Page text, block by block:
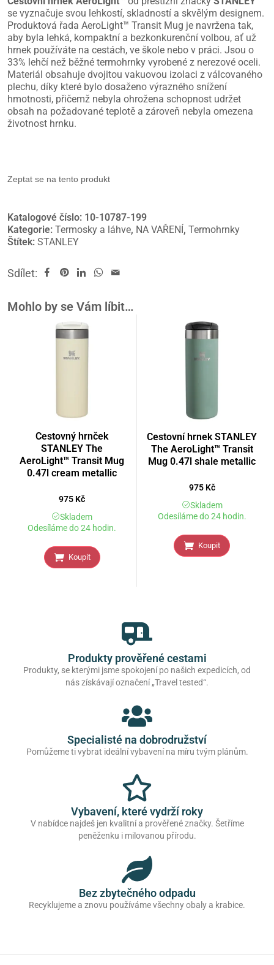
se vyznačuje svou lehkostí, skladností a skvělým designem.
Produktová řada AeroLight™ Transit Mug je navržena tak,
aby byla lehká, kompaktní a bezkonkurenční volbou, ať už
hrnek používáte na cestách, ve škole nebo v práci. Jsou o
33% lehčí než běžné termohrnky vyrobené z nerezové oceli.
Materiál obsahuje dvojitou vakuovou izolaci z válcovaného
plechu, díky které bylo dosaženo výrazného snížení
hmotnosti, přičemž nebyla ohrožena schopnost udržet
obsah na požadované teplotě a zároveň nebyla omezena
životnost hrnku.
Zeptat se na tento produkt
Katalogové číslo: 10-10787-199
Kategorie: Termosky a láhve, NA VAŘENÍ, Termohrnky
Štítek: STANLEY
Sdílet:
Mohlo by se Vám líbit…
Cestovný hrnček
STANLEY The
AeroLight™ Transit Mug
0.47l cream metallic
975 Kč
Skladem
Odesíláme do 24 hodin.
Koupit
Cestovní hrnek STANLEY
The AeroLight™ Transit
Mug 0.47l shale metallic
975 Kč
Skladem
Odesíláme do 24 hodin.
Koupit
Produkty prověřené cestami
Produkty, se kterými jsme spokojení po našich expedicích, od
nás získávají označení „Travel tested“.
Specialisté na dobrodružství
Pomůžeme ti vybrat ideální vybavení na míru tvým plánům.
Vybavení, které vydrží roky
V nabídce najdeš jen kvalitní a prověřené značky. Šetříme
peněženku i milovanou přírodu.
Bez zbytečného odpadu
Recyklujeme a znovu používáme všechny obaly a krabice.